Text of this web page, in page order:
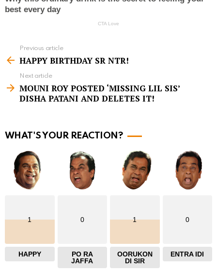
e
m
e
Previous article
HAPPY BIRTHDAY SR NTR!
Next article
MOUNI ROY POSTED ‘MISSING LIL SIS’
DISHA PATANI AND DELETES IT!
WHAT'S YOUR REACTION?
1
HAPPY
0
PO RA
JAFFA
1
OORUKON
DI SIR
0
ENTRA IDI